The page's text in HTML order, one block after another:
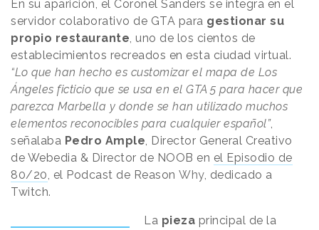
En su aparición, el Coronel Sanders se integra en el
servidor colaborativo de GTA para gestionar su
propio restaurante, uno de los cientos de
establecimientos recreados en esta ciudad virtual.
“Lo que han hecho es customizar el mapa de Los
Ángeles ficticio que se usa en el GTA 5 para hacer que
parezca Marbella y donde se han utilizado muchos
elementos reconocibles para cualquier español”,
señalaba Pedro Ample, Director General Creativo
de Webedia & Director de NOOB en el Episodio de
80/20, el Podcast de Reason Why, dedicado a
Twitch.
La pieza principal de la